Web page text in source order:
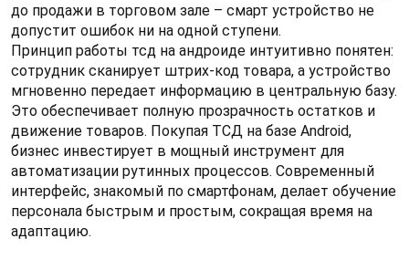
до продажи в торговом зале – смарт устройство не
допустит ошибок ни на одной ступени.
Принцип работы тсд на андроиде интуитивно понятен:
сотрудник сканирует штрих-код товара, а устройство
мгновенно передает информацию в центральную базу.
Это обеспечивает полную прозрачность остатков и
движение товаров. Покупая ТСД на базе Android,
бизнес инвестирует в мощный инструмент для
автоматизации рутинных процессов. Современный
интерфейс, знакомый по смартфонам, делает обучение
персонала быстрым и простым, сокращая время на
адаптацию.